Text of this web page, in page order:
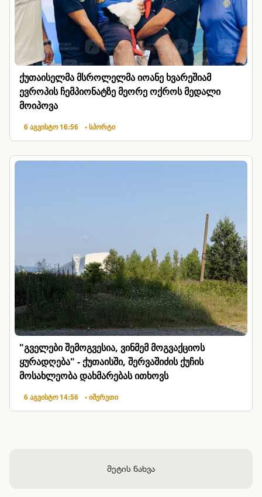
ქუთაისელმა მსროლელმა იოანე ხვარეშიამ
ევროპის ჩემპიონატზე მეორე ოქროს მედალი
მოიპოვა
6 აგვისტო 16:56 • სპორტი
"გველები შემოგვესია, ვინმემ მოგვაქციოს
ყურადღება" - ქუთაისში, შერვაშიძის ქუჩის
მოსახლეობა დახმარებას ითხოვს
6 აგვისტო 14:56 • იმერეთი
მეტის ნახვა